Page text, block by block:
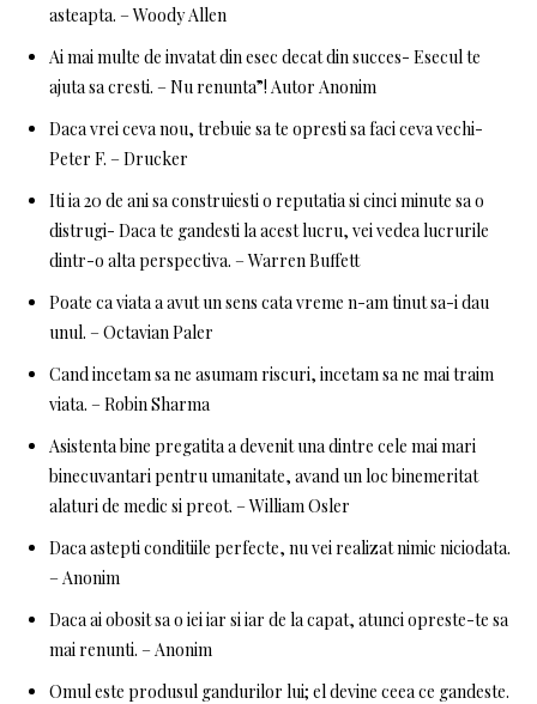
asteapta. – Woody Allen
Ai mai multe de invatat din esec decat din succes- Esecul te
ajuta sa cresti. – Nu renunta”! Autor Anonim
Daca vrei ceva nou, trebuie sa te opresti sa faci ceva vechi-
Peter F. – Drucker
Iti ia 20 de ani sa construiesti o reputatia si cinci minute sa o
distrugi- Daca te gandesti la acest lucru, vei vedea lucrurile
dintr-o alta perspectiva. – Warren Buffett
Poate ca viata a avut un sens cata vreme n-am tinut sa-i dau
unul. – Octavian Paler
Cand incetam sa ne asumam riscuri, incetam sa ne mai traim
viata. – Robin Sharma
Asistenta bine pregatita a devenit una dintre cele mai mari
binecuvantari pentru umanitate, avand un loc binemeritat
alaturi de medic si preot. – William Osler
Daca astepti conditiile perfecte, nu vei realizat nimic niciodata.
– Anonim
Daca ai obosit sa o iei iar si iar de la capat, atunci opreste-te sa
mai renunti. – Anonim
Omul este produsul gandurilor lui; el devine ceea ce gandeste.